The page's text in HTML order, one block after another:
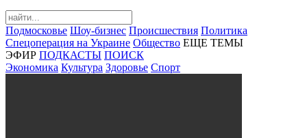
Подмосковье Шоу-бизнес Происшествия Политика
Спецоперация на Украине Общество ЕЩЕ ТЕМЫ
ЭФИР ПОДКАСТЫ ПОИСК
Экономика Культура Здоровье Спорт